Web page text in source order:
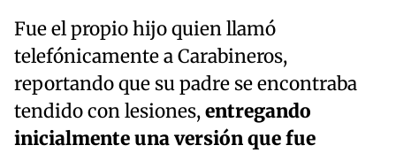
Fue el propio hijo quien llamó
telefónicamente a Carabineros,
reportando que su padre se encontraba
tendido con lesiones,entregando
inicialmente una versión que fue